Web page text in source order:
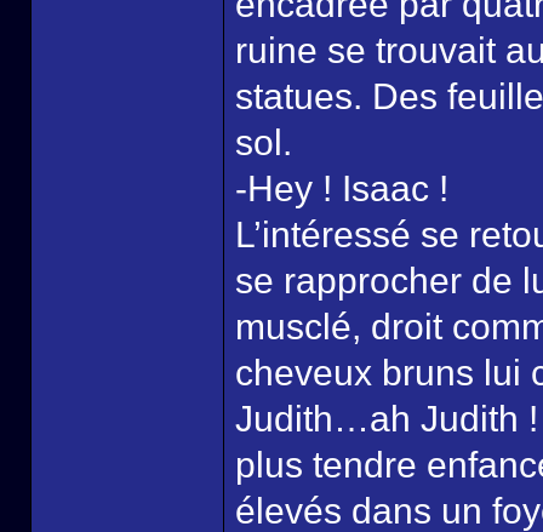
ruine se trouvait
statues. Des
sol.
-Hey ! Isaac !
L’intéressé se
se rapprocher de
musclé, droit
cheveux bruns lui
Judith…ah Judith !
plus tendre
élevés dans un